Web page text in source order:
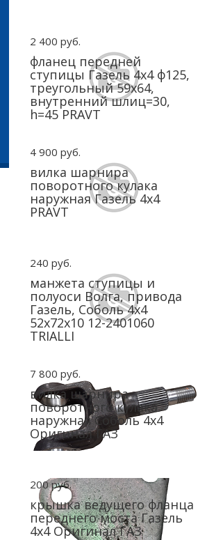
2 400 руб.
фланец передней
ступицы Газель 4х4 ф125,
треугольный 59х64,
внутренний шлиц=30,
h=45 PRAVT
4 900 руб.
вилка шарнира
поворотного кулака
наружная Газель 4х4
PRAVT
240 руб.
манжета ступицы и
полуоси Волга, привода
Газель, Cоболь 4x4
52х72х10 12-2401060
TRIALLI
7 800 руб.
вилка шарнира
поворотного кулака
наружная Соболь 4х4
Оригинал ГАЗ
200 руб.
крышка ведущего фланца
переднего моста Газель
4х4 Оригинал ГАЗ